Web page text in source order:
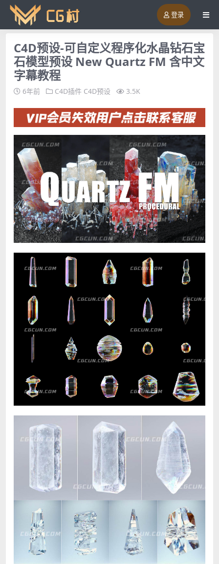
登录
C4D预设-可自定义程序化水晶钻石宝
石模型预设 New Quartz FM 含中文
字幕教程
6年前 C4D插件 C4D预设 3.5K